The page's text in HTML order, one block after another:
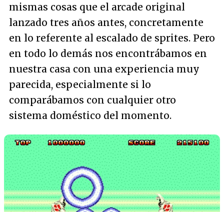
mismas cosas que el arcade original
lanzado tres años antes, concretamente
en lo referente al escalado de sprites. Pero
en todo lo demás nos encontrábamos en
nuestra casa con una experiencia muy
parecida, especialmente si lo
comparábamos con cualquier otro
sistema doméstico del momento.